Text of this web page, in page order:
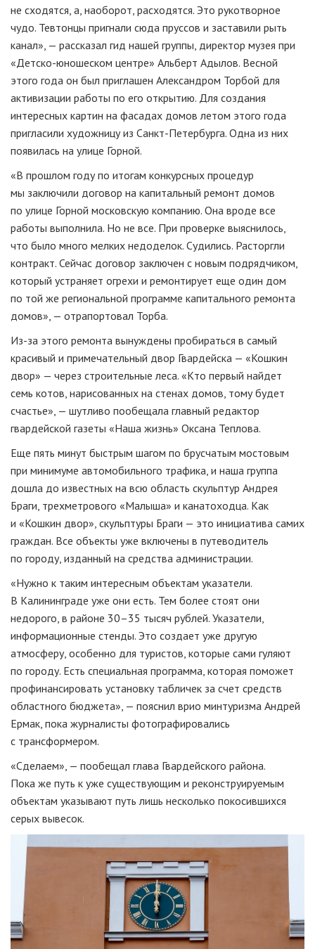
не сходятся, а, наоборот, расходятся. Это рукотворное
чудо. Тевтонцы пригнали сюда пруссов и заставили рыть
канал», — рассказал гид нашей группы, директор музея при
«Детско-юношеском центре» Альберт Адылов. Весной
этого года он был приглашен Александром Торбой для
активизации работы по его открытию. Для создания
интересных картин на фасадах домов летом этого года
пригласили художницу из Санкт-Петербурга. Одна из них
появилась на улице Горной.
«В прошлом году по итогам конкурсных процедур
мы заключили договор на капитальный ремонт домов
по улице Горной московскую компанию. Она вроде все
работы выполнила. Но не все. При проверке выяснилось,
что было много мелких недоделок. Судились. Расторгли
контракт. Сейчас договор заключен с новым подрядчиком,
который устраняет огрехи и ремонтирует еще один дом
по той же региональной программе капитального ремонта
домов», — отрапортовал Торба.
Из-за этого ремонта вынуждены пробираться в самый
красивый и примечательный двор Гвардейска — «Кошкин
двор» — через строительные леса. «Кто первый найдет
семь котов, нарисованных на стенах домов, тому будет
счастье», — шутливо пообещала главный редактор
гвардейской газеты «Наша жизнь» Оксана Теплова.
Еще пять минут быстрым шагом по брусчатым мостовым
при минимуме автомобильного трафика, и наша группа
дошла до известных на всю область скульптур Андрея
Браги, трехметрового «Малыша» и канатоходца. Как
и «Кошкин двор», скульптуры Браги — это инициатива самих
граждан. Все объекты уже включены в путеводитель
по городу, изданный на средства администрации.
«Нужно к таким интересным объектам указатели.
В Калининграде уже они есть. Тем более стоят они
недорого, в районе 30–35 тысяч рублей. Указатели,
информационные стенды. Это создает уже другую
атмосферу, особенно для туристов, которые сами гуляют
по городу. Есть специальная программа, которая поможет
профинансировать установку табличек за счет средств
областного бюджета», — пояснил врио минтуризма Андрей
Ермак, пока журналисты фотографировались
с трансформером.
«Сделаем», — пообещал глава Гвардейского района.
Пока же путь к уже существующим и реконструируемым
объектам указывают путь лишь несколько покосившихся
серых вывесок.